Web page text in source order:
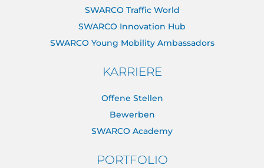
SWARCO Traffic World
SWARCO Innovation Hub
SWARCO Young Mobility Ambassadors
KARRIERE
Offene Stellen
Bewerben
SWARCO Academy
PORTFOLIO